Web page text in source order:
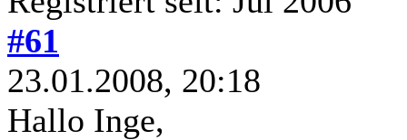
#61
23.01.2008, 20:18
Hallo Inge,